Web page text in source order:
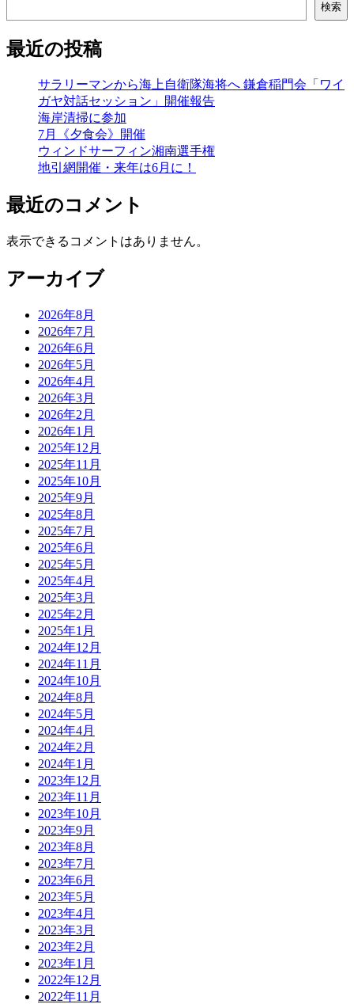
検索
最近の投稿
サラリーマンから海上自衛隊海将へ 鎌倉稲門会「ワイ
ガヤ対話セッション」開催報告
海岸清掃に参加
7月《夕食会》開催
ウィンドサーフィン湘南選手権
地引網開催・来年は6月に！
最近のコメント
表示できるコメントはありません。
アーカイブ
2026年8月
2026年7月
2026年6月
2026年5月
2026年4月
2026年3月
2026年2月
2026年1月
2025年12月
2025年11月
2025年10月
2025年9月
2025年8月
2025年7月
2025年6月
2025年5月
2025年4月
2025年3月
2025年2月
2025年1月
2024年12月
2024年11月
2024年10月
2024年8月
2024年5月
2024年4月
2024年2月
2024年1月
2023年12月
2023年11月
2023年10月
2023年9月
2023年8月
2023年7月
2023年6月
2023年5月
2023年4月
2023年3月
2023年2月
2023年1月
2022年12月
2022年11月